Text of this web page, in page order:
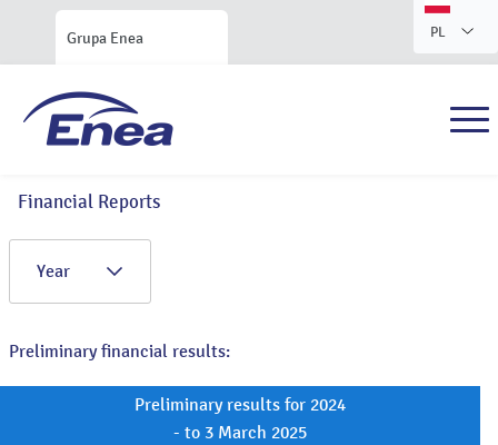
Grupa Enea PL
Financial Reports
Year
Preliminary financial results:
Preliminary results for 2024
- to 3 March 2025